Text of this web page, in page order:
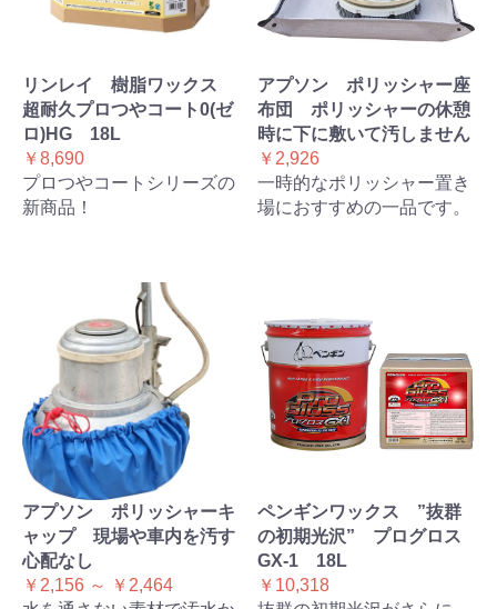
リンレイ 樹脂ワックス
超耐久プロつやコート0(ゼ
ロ)HG 18L
￥8,690
プロつやコートシリーズの
新商品！
アプソン ポリッシャー座
布団 ポリッシャーの休憩
時に下に敷いて汚しません
￥2,926
一時的なポリッシャー置き
場におすすめの一品です。
アプソン ポリッシャーキ
ャップ 現場や車内を汚す
心配なし
￥2,156 ～ ￥2,464
ペンギンワックス ”抜群
の初期光沢” プログロス
GX-1 18L
￥10,318